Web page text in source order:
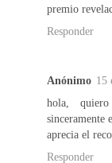
premio
Responder
Anónimo 15
hola,
sinceramente
aprecia el
Responder